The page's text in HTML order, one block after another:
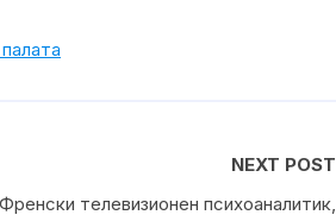
NEXT POST
Френски телевизионен психоаналитик,